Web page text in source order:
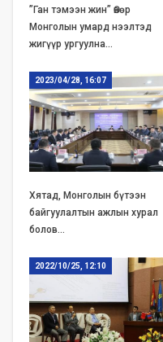
”Ган тэмээн жин” Өвөр
Монголын умард нээлтэд
жигүүр ургуулна…
2023/04/28, 16:07
Хятад, Монголын бүтээн
байгуулалтын ажлын хурал
болов…
2022/10/25, 12:10